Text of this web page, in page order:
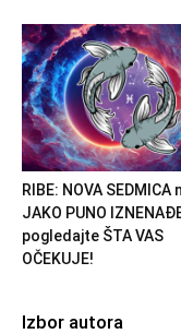
RIBE: NOVA SEDMICA
JAKO PUNO
pogledajte ŠTA VAS
OČEKUJE!
Izbor autora